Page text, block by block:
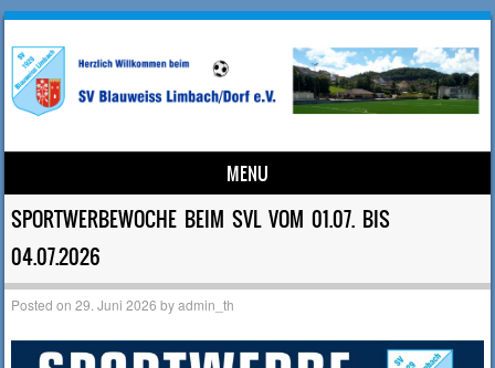
MENU
Skip to content
SPORTWERBEWOCHE BEIM SVL VOM 01.07. BIS
04.07.2026
Posted on29. Juni 2026 byadmin_th